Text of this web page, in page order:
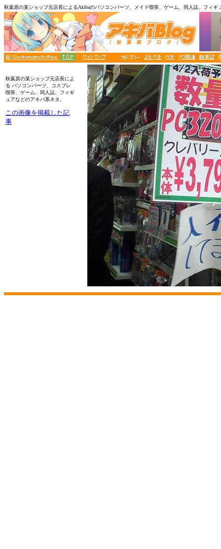
秋葉原の某ショップ元店長によるAkibaのパソコンパーツ、メイド喫茶、ゲーム、同人誌、フィ
秋葉原の某ショップ元店長によ
る パソコンパーツ、コスプレ
喫茶、ゲーム、同人誌、フィギ
ュアなどのアキバ系ネタ。
この画像を掲載した記
事